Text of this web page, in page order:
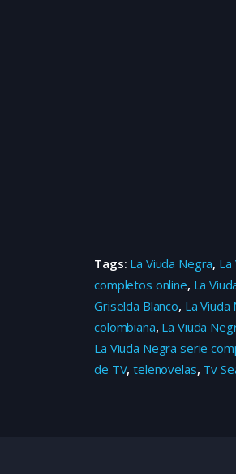
Tags: La Viuda Negra, La
completos online, La
Griselda Blanco, La Viuda
colombiana, La Viuda
La Viuda Negra serie
de TV,telenovelas, Tv